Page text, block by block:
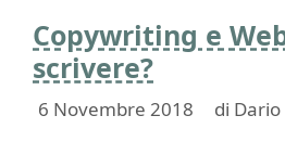
Copywriting e
scrivere?
6 Novembre 2018 di